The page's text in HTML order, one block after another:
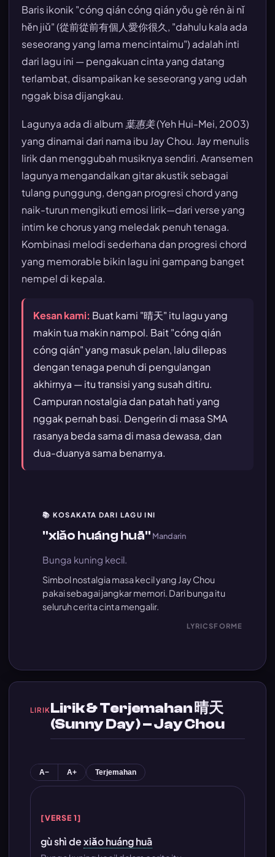
Baris ikonik "cóng qián cóng qián yǒu gè rén ài nǐ
hěn jiǔ" (從前從前有個人愛你很久, "dahulu kala ada
seseorang yang lama mencintaimu") adalah inti
dari lagu ini — pengakuan cinta yang datang
terlambat, disampaikan ke seseorang yang udah
nggak bisa dijangkau.
Lagunya ada di album 葉惠美(Yeh Hui-Mei, 2003)
yang dinamai dari nama ibu Jay Chou. Jay menulis
lirik dan menggubah musiknya sendiri. Aransemen
lagunya mengandalkan gitar akustik sebagai
tulang punggung, dengan progresi chord yang
naik-turun mengikuti emosi lirik—dari verse yang
intim ke chorus yang meledak penuh tenaga.
Kombinasi melodi sederhana dan progresi chord
yang memorable bikin lagu ini gampang banget
nempel di kepala.
Kesan kami: Buat kami "晴天" itu lagu yang
makin tua makin nampol. Bait "cóng qián
cóng qián" yang masuk pelan, lalu dilepas
dengan tenaga penuh di pengulangan
akhirnya — itu transisi yang susah ditiru.
Campuran nostalgia dan patah hati yang
nggak pernah basi. Dengerin di masa SMA
rasanya beda sama di masa dewasa, dan
dua-duanya sama benarnya.
📚 KOSAKATA DARI LAGU INI
"xiǎo huáng huā" Mandarin
Bunga kuning kecil.
Simbol nostalgia masa kecil yang Jay Chou
pakai sebagai jangkar memori. Dari bunga itu
seluruh cerita cinta mengalir.
LYRICSFORME
LIRIKLirik & Terjemahan 晴天
(Sunny Day) – Jay Chou
A− A+ Terjemahan
[VERSE 1]
gù shì dexiǎo huáng huā